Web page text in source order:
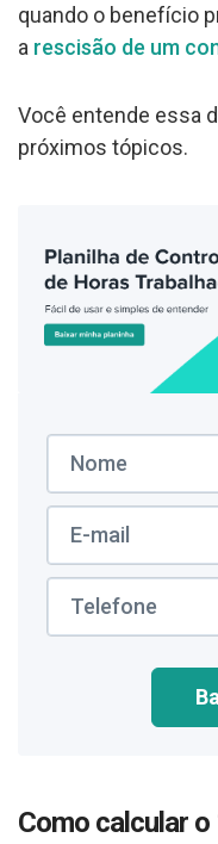
quando o benefício
a rescisão de um
Você entende essa
próximos tópicos.
Como calcular